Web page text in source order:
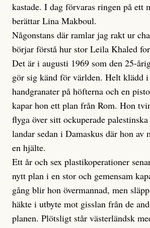
kastade. I dag förvaras ringen på ett
berättar Lina Makboul.
Någonstans där ramlar jag rakt ur
börjar förstå hur stor Leila Khaled
Det är i augusti 1969 som den 25-
gör sig känd för världen. Helt klädd
handgranater på höfterna och en
kapar hon ett plan från Rom. Hon
flyga över sitt ockuperade
landar sedan i Damaskus där hon av
en hjälte.
Ett år och sex plastikoperationer
nytt plan i en stor och gemensam
gång blir hon övermannad, men
häkte i utbyte mot gisslan från de
planen. Plötsligt står västerländsk